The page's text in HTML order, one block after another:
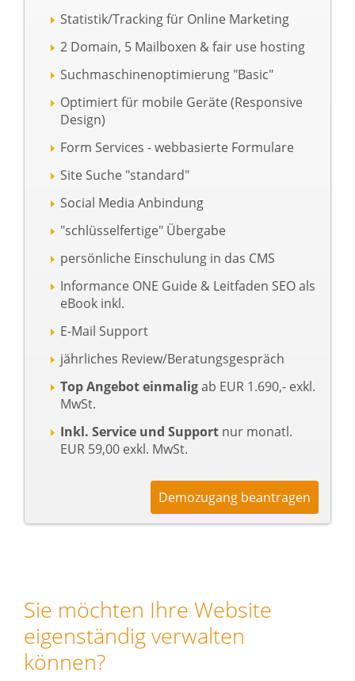
Statistik/Tracking für Online Marketing
2 Domain, 5 Mailboxen & fair use hosting
Suchmaschinenoptimierung "Basic"
Optimiert für mobile Geräte (Responsive
Design)
Form Services - webbasierte Formulare
Site Suche "standard"
Social Media Anbindung
"schlüsselfertige" Übergabe
persönliche Einschulung in das CMS
Informance ONE Guide & Leitfaden SEO als
eBook inkl.
E-Mail Support
jährliches Review/Beratungsgespräch
Top Angebot einmaligab EUR 1.690,- exkl.
MwSt.
Inkl. Service und Support nur monatl.
EUR 59,00 exkl. MwSt.
Demozugang beantragen
Sie möchten Ihre Website
eigenständig verwalten
können?